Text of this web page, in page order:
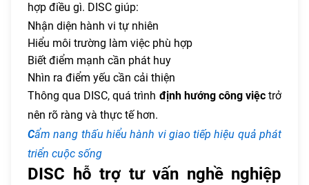
hợp điều gì. DISC giúp:
Nhận diện hành vi tự nhiên
Hiểu môi trường làm việc phù hợp
Biết điểm mạnh cần phát huy
Nhìn ra điểm yếu cần cải thiện
Thông qua DISC, quá trình định hướng công việctrở
nên rõ ràng và thực tế hơn.
Cẩm nang thấu hiểu hành vi giao tiếp hiệu quả phát
triển cuộc sống
DISC hỗ trợ tư vấn nghề nghiệp